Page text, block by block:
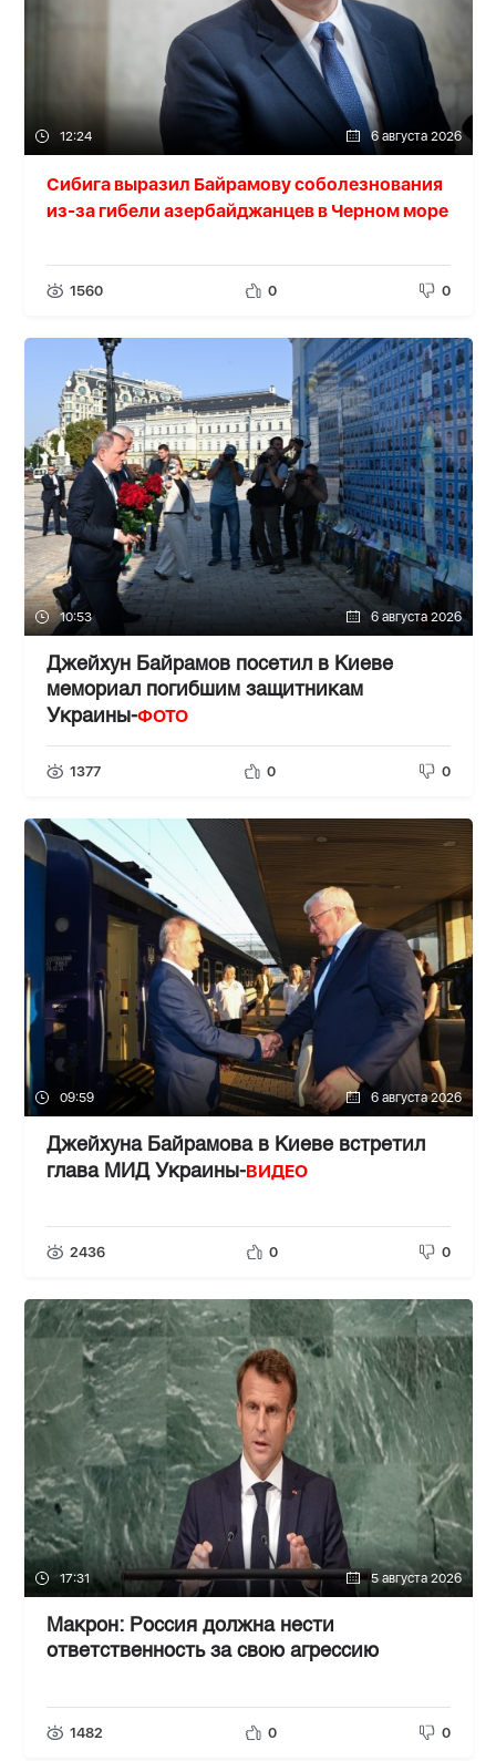
12:24 6 августа 2026
Сибига выразил Байрамову соболезнования
из-за гибели азербайджанцев в Черном море
1560 0 0
10:53 6 августа 2026
Джейхун Байрамов посетил в Киеве
мемориал погибшим защитникам
Украины-ФОТО
1377 0 0
09:59 6 августа 2026
Джейхуна Байрамова в Киеве встретил
глава МИД Украины-ВИДЕО
2436 0 0
17:31 5 августа 2026
Макрон: Россия должна нести
ответственность за свою агрессию
1482 0 0